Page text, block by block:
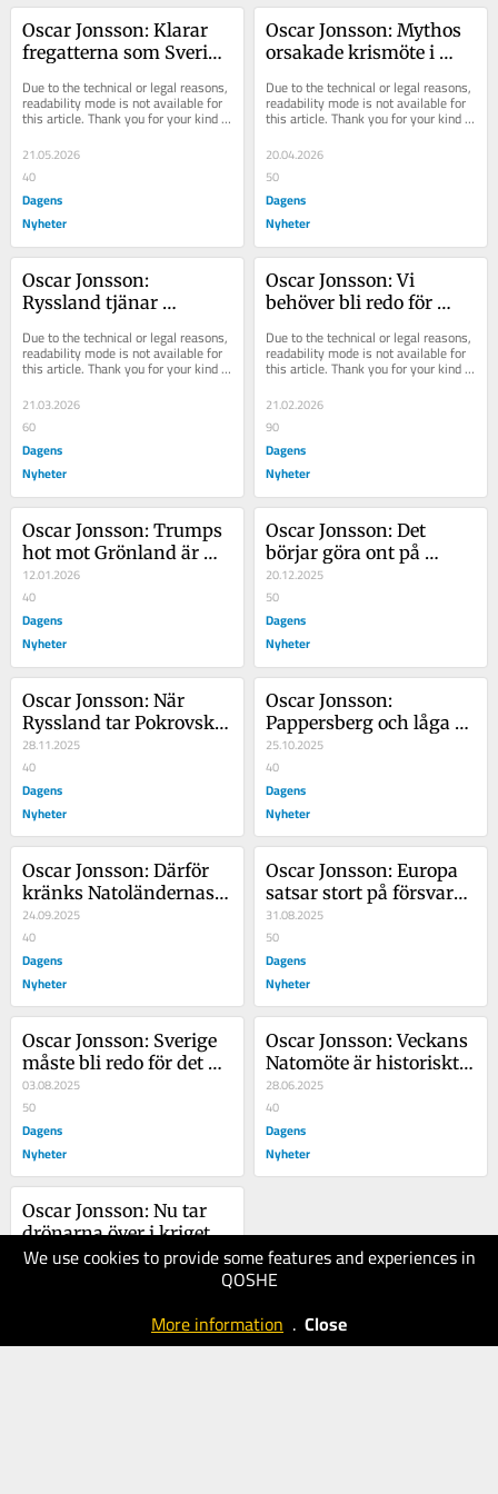
We use cookies to provide some features and experiences in
QOSHE
More information . Close
Oscar Jonsson: Klarar
fregatterna som Sverige
modernt krig?
Due to the technical or legal reasons,
readability mode is not available for
this article. Thank you for your kind
21.05.2026
40
Dagens
Nyheter
Oscar Jonsson: Mythos
orsakade krismöte i
vi i Sverige?
Due to the technical or legal reasons,
readability mode is not available for
this article. Thank you for your kind
20.04.2026
50
Dagens
Nyheter
Oscar Jonsson:
Ryssland tjänar
kriget i Iran
Due to the technical or legal reasons,
readability mode is not available for
this article. Thank you for your kind
21.03.2026
60
Dagens
Nyheter
Oscar Jonsson: Vi
behöver bli redo för
inte om fem år
Due to the technical or legal reasons,
readability mode is not available for
this article. Thank you for your kind
21.02.2026
90
Dagens
Nyheter
Oscar Jonsson: Trumps
hot mot Grönland är
livsfarligt för Sverige
12.01.2026
40
Dagens
Nyheter
Oscar Jonsson: Det
börjar göra ont på
riktigt för Ryssland nu
20.12.2025
50
Dagens
Nyheter
Oscar Jonsson: När
Ryssland tar Pokrovsk
kommer de att fira
28.11.2025
40
Dagens
Nyheter
Oscar Jonsson:
Pappersberg och låga
löner får svenska
officerare att fly
25.10.2025
40
Dagens
Nyheter
Oscar Jonsson: Därför
kränks Natoländernas
luftrum just nu
24.09.2025
40
Dagens
Nyheter
Oscar Jonsson: Europa
satsar stort på försvaret
– Trump kan använda
det mot oss
31.08.2025
50
Dagens
Nyheter
Oscar Jonsson: Sverige
måste bli redo för det
moderna kriget
03.08.2025
50
Dagens
Nyheter
Oscar Jonsson: Veckans
Natomöte är historiskt
– men något stort
saknades
28.06.2025
40
Dagens
Nyheter
Oscar Jonsson: Nu tar
drönarna över i kriget
22.05.2025